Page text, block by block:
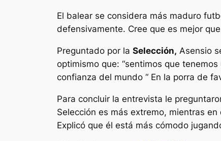
El balear se considera más maduro
defensivamente. Cree que es mejor
Preguntado por la Selección, Asensio
optimismo que: “sentimos que
confianza del mundo “ En la porra de
Para concluir la entrevista le
Selección es más extremo, mientras
Explicó que él está más cómodo